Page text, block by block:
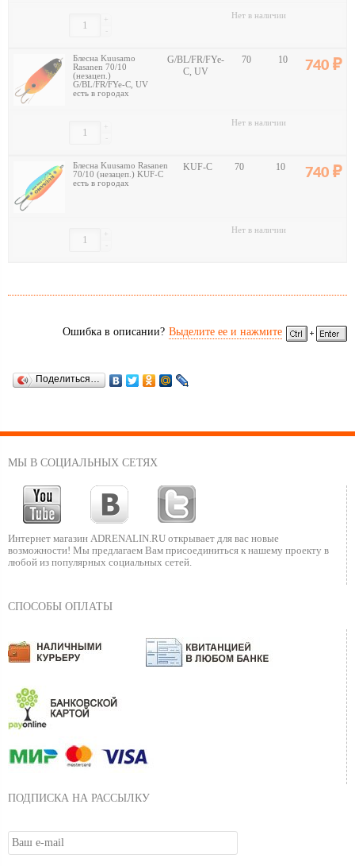
-
+ Нет в наличии
Блесна Kuusamo
Rasanen 70/10
(незацеп.)
G/BL/FR/FYe-C, UV
есть в городах
G/BL/FR/FYe-
C, UV
70 10 740
-
+ Нет в наличии
Блесна Kuusamo Rasanen
70/10 (незацеп.) KUF-C
есть в городах
KUF-C 70 10 740
-
+ Нет в наличии
Ошибка в описании? Выделите ее и нажмите
Поделиться…
МЫ В СОЦИАЛЬНЫХ СЕТЯХ
Интернет магазин ADRENALIN.RU открывает для вас новые
возможности! Мы предлагаем Вам присоединиться к нашему проекту в
любой из популярных социальных сетей.
СПОСОБЫ ОПЛАТЫ
ПОДПИСКА НА РАССЫЛКУ